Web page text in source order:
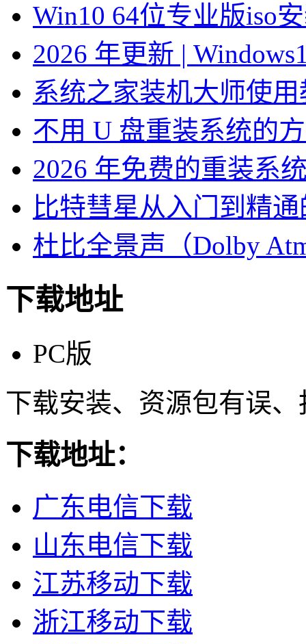
Win10 64位专业版iso
2026 年更新 |
系统之家装机大师使
不用 U 盘重装系统的
2026 年免费的重装系
比特彗星从入门到精
杜比全景声（Dolby
下载地址
PC版
下载安装、资源包有误
下载地址：
广东电信下载
山东电信下载
江苏移动下载
浙江移动下载